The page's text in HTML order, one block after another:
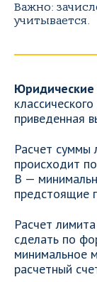
Важно:
учитывается.
Юридические
приведенная
Расчет суммы
происходит
В —
предстоящие
Расчет
сделать по
минимальное
расчетный